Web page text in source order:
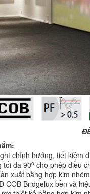
chỉnh hướng, tiết kiệm
tối đa 90o cho phép điều
xuất bằng hợp kim
COB Bridgelux bền và